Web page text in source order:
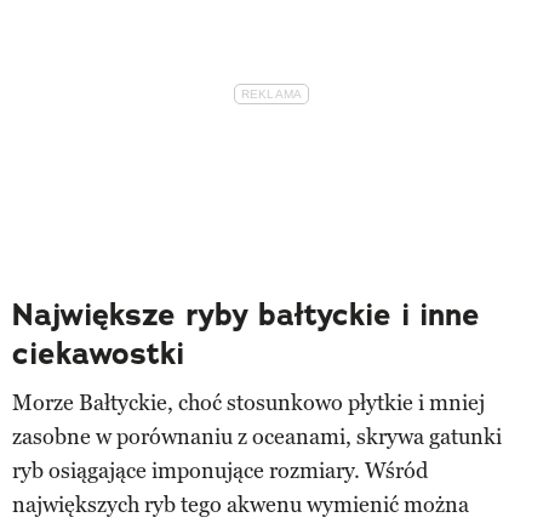
Największe ryby bałtyckie i inne
ciekawostki
Morze Bałtyckie, choć stosunkowo płytkie i mniej
zasobne w porównaniu z oceanami, skrywa gatunki
ryb osiągające imponujące rozmiary. Wśród
największych ryb tego akwenu wymienić można